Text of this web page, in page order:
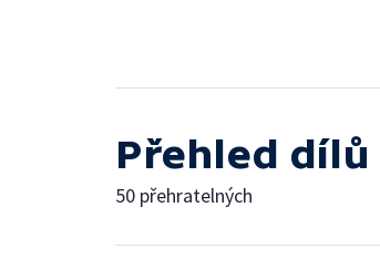
Přehled dílů
50 přehratelných